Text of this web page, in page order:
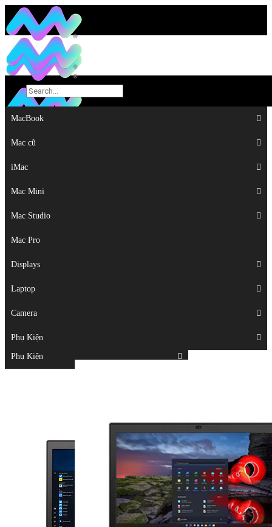
MacBook
Mac cũ
iMac
Mac Mini
Mac Studio
Mac Pro
Displays
Laptop
Camera
Phụ Kiện
MacBook
Mac cũ
iMac
Mac Mini
Mac Studio
Mac Pro
Displays
Laptop
Camera
Phụ Kiện
Top